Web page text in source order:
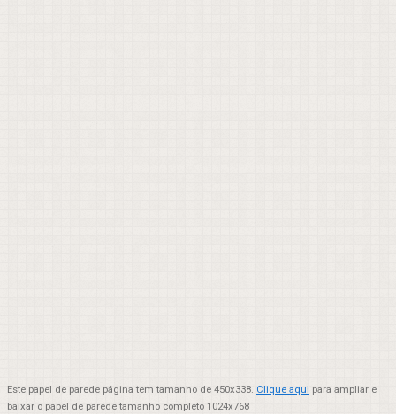
Este papel de parede página tem tamanho de 450x338. Clique aqui para ampliar e
baixar o papel de parede tamanho completo 1024x768